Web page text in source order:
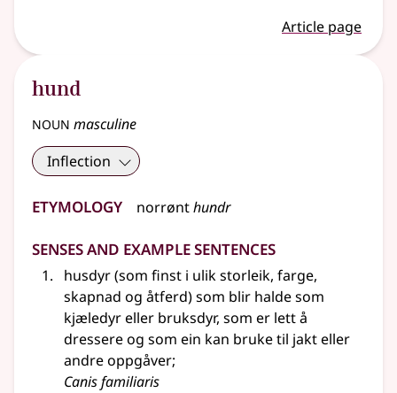
Article page
hund
noun masculine
Inflection
Etymology norrønthundr
Senses and Example Sentences
husdyr (som finst i ulik storleik, farge,
skapnad og åtferd) som blir halde som
kjæledyr eller bruksdyr, som er lett å
dressere og som ein kan bruke til jakt eller
andre oppgåver;
Canis familiaris